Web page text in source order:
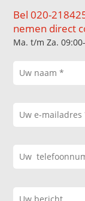
Bel 020-
nemen direct
Ma. t/m Za.